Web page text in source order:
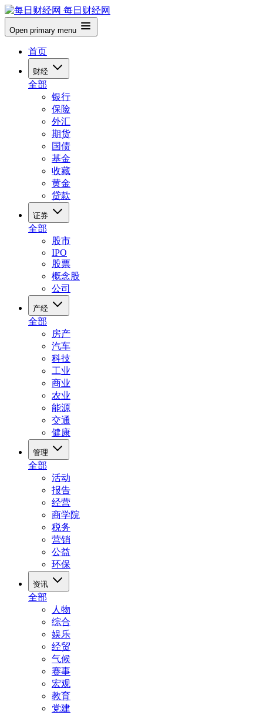
每日财经网
Open primary menu
首页
财经
全部
银行
保险
外汇
期货
国债
基金
收藏
黄金
贷款
证券
全部
股市
IPO
股票
概念股
公司
产经
全部
房产
汽车
科技
工业
商业
农业
能源
交通
健康
管理
全部
活动
报告
经营
商学院
税务
营销
公益
环保
资讯
全部
人物
综合
娱乐
经贸
气候
赛事
宏观
教育
党建